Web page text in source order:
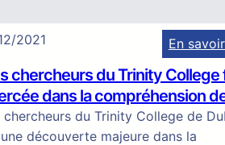
2021
En
chercheurs du Trinity College
dans la compréhension
chercheurs du Trinity College de
découverte majeure dans la